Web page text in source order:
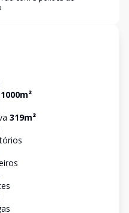
1000m²
319m²
s
s
s
s